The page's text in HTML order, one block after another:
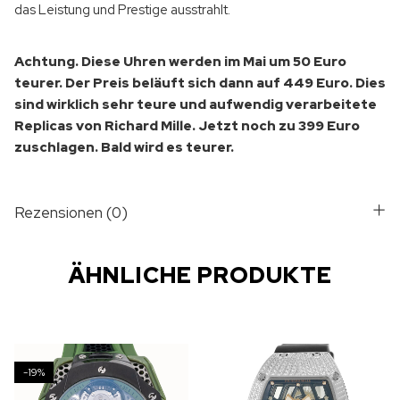
das Leistung und Prestige ausstrahlt.
Achtung. Diese Uhren werden im Mai um 50 Euro
teurer. Der Preis beläuft sich dann auf 449 Euro. Dies
sind wirklich sehr teure und aufwendig verarbeitete
Replicas von Richard Mille. Jetzt noch zu 399 Euro
zuschlagen. Bald wird es teurer.
Rezensionen (0)
ÄHNLICHE PRODUKTE
-19%